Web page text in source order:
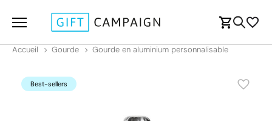
Accueil Gourde Gourde en aluminium personnalisable
Best-sellers